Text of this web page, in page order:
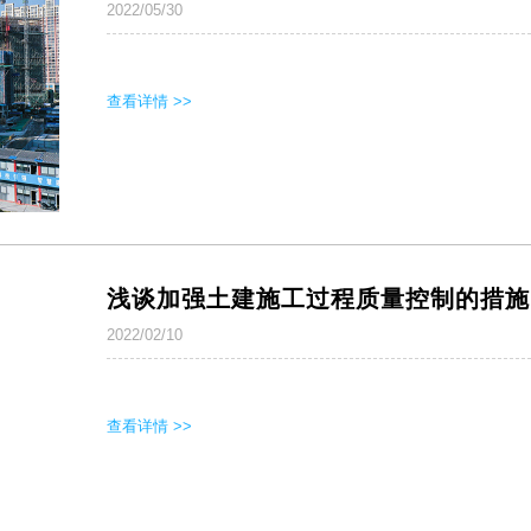
2022/05/30
查看详情 >>
浅谈加强土建施工过程质量控制的措施
2022/02/10
查看详情 >>